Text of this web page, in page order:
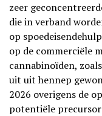
zeer
die in verband
op
op de commerciële
cannabinoïden,
uit uit hennep
2026 overigens de
potentiële